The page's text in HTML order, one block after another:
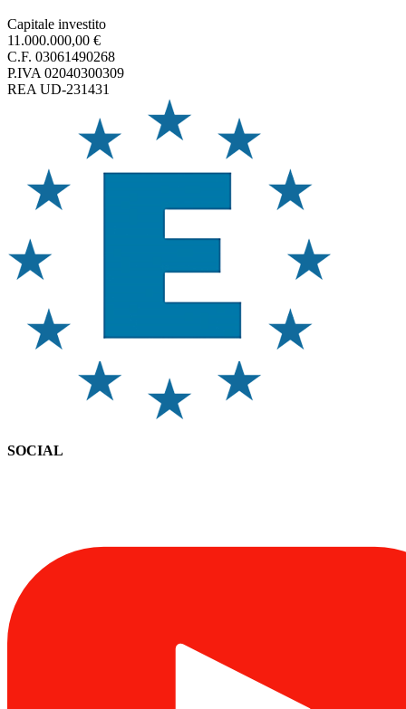
Capitale investito
11.000.000,00 €
C.F. 03061490268
P.IVA 02040300309
REA UD-231431
SOCIAL